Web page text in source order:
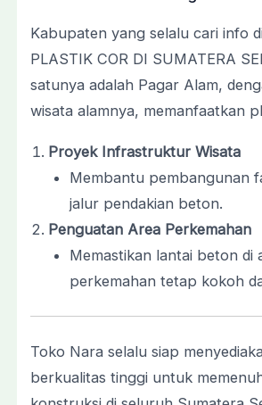
Kabupaten yang selalu cari info
PLASTIK COR DI SUMATERA
satunya adalah Pagar Alam,
wisata alamnya, memanfaatkan
Proyek Infrastruktur Wisata
Membantu pembangunan
jalur pendakian beton.
Penguatan Area Perkemahan
Memastikan lantai beton di
perkemahan tetap kokoh
Toko Nara selalu siap
berkualitas tinggi untuk